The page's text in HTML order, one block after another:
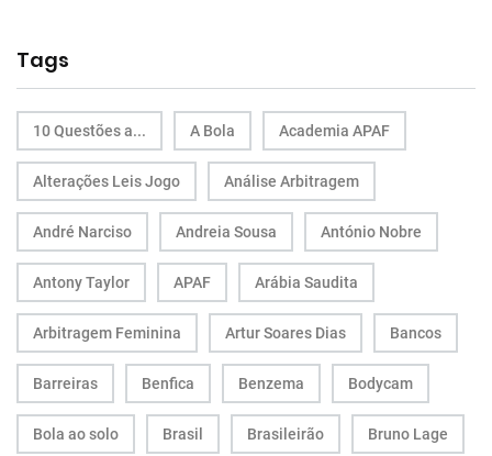
Tags
10 Questões a... A Bola Academia APAF
Alterações Leis Jogo Análise Arbitragem
André Narciso Andreia Sousa António Nobre
Antony Taylor APAF Arábia Saudita
Arbitragem Feminina Artur Soares Dias Bancos
Barreiras Benfica Benzema Bodycam
Bola ao solo Brasil Brasileirão Bruno Lage